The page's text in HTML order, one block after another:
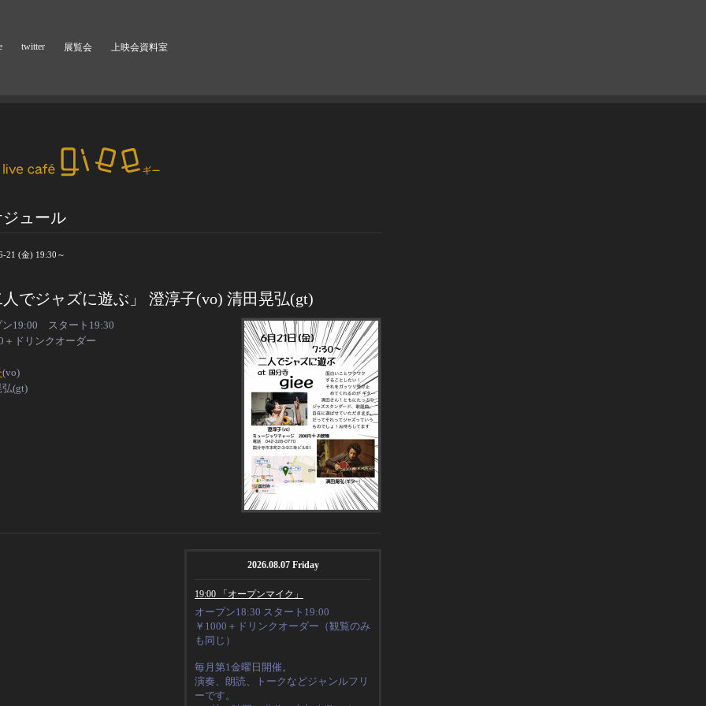
twitter 展覧会 上映会資料室
ュール
21 (金) 19:30～
人でジャズに遊ぶ」 澄淳子(vo) 清田晃弘(gt)
ン19:00 スタート19:30
＋ドリンクオーダー
(vo)
(gt)
2026.08.07 Friday
19:00 「オープンマイク」
オープン18:30 スタート19:00
￥1000＋ドリンクオーダー（観覧のみ
も同じ）
毎月第1金曜日開催。
演奏、朗読、トークなどジャンルフリ
ーです。